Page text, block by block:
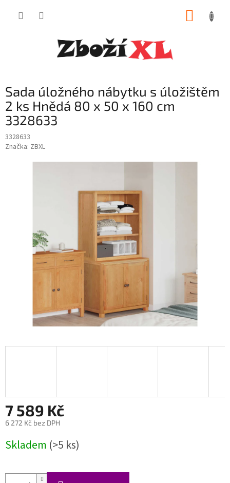
Sada úložného nábytku s úložištěm
2 ks Hnědá 80 x 50 x 160 cm
3328633
3328633
Značka: ZBXL
7 589 Kč
6 272 Kč bez DPH
cena:
Skladem (>5 ks)